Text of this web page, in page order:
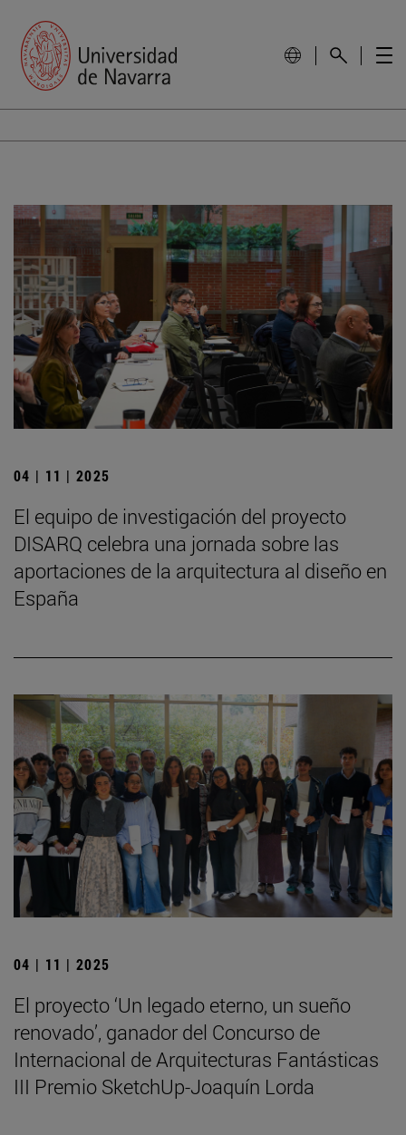
04 | 11 | 2025
El equipo de investigación del proyecto
DISARQ celebra una jornada sobre las
aportaciones de la arquitectura al diseño en
España
04 | 11 | 2025
El proyecto ‘Un legado eterno, un sueño
renovado’, ganador del Concurso de
Internacional de Arquitecturas Fantásticas
III Premio SketchUp-Joaquín Lorda